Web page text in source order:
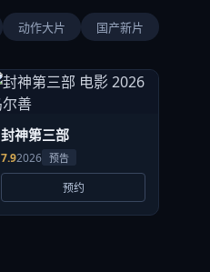
动作大片 国产新片
封神第三部
7.92026 预告
预约